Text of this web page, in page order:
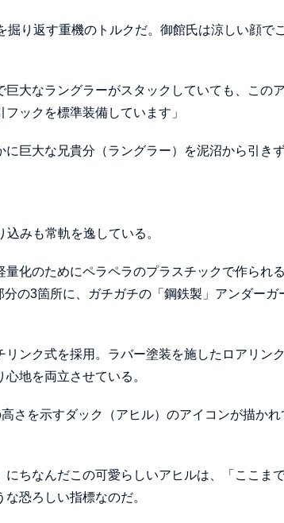
り返す重機のトルクだ。御館氏は涼しい顔で
大なラングラーがスタックしていても、この
ックを標準装備しています」
巨大な兄貴分（ラングラー）を泥沼から引き
みも常軌を逸している。
化のためにペラペラのプラスチックで作られる
の3箇所に、ガチガチの「鋼鉄製」アンダーガ
ンク式を採用。ラバー塗装を施したロアリン
地を両立させている。
さを示すダック（アヒル）のアイコンが描かれ
ちなんだこの可愛らしいアヒルは、「ここま
恐ろしい指標なのだ。